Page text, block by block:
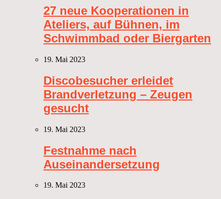
27 neue Kooperationen in
Ateliers, auf Bühnen, im
Schwimmbad oder Biergarten
19. Mai 2023
Discobesucher erleidet
Brandverletzung – Zeugen
gesucht
19. Mai 2023
Festnahme nach
Auseinandersetzung
19. Mai 2023